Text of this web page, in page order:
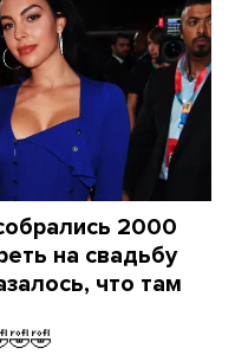
2000
на свадьбу
что там